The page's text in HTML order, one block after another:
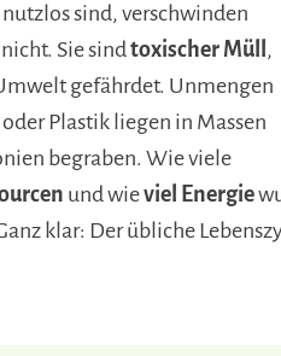
sind, verschwinden
Sie sindtoxischer Müll,
gefährdet. Unmengen
Plastik liegen in Massen
begraben. Wie viele
und wieviel Energie
klar: Der übliche